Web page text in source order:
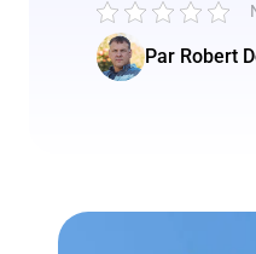
Par Robert